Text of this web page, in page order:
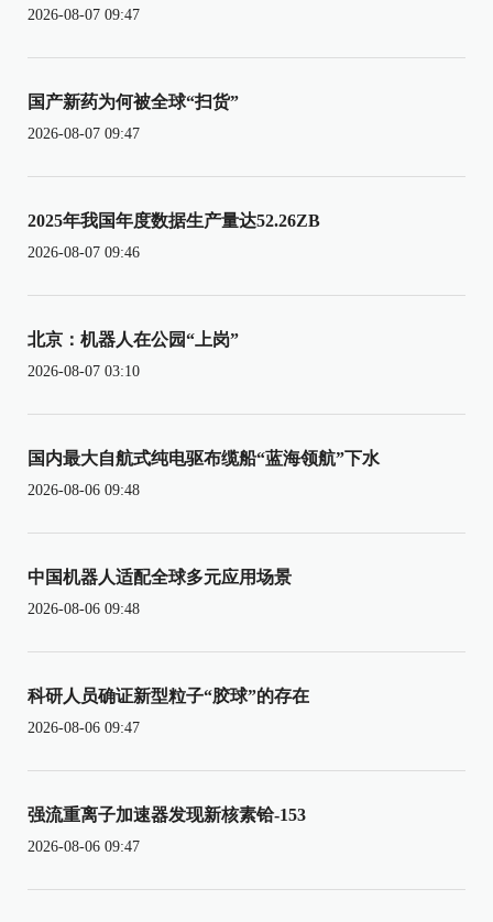
2026-08-07 09:47
国产新药为何被全球“扫货”
2026-08-07 09:47
2025年我国年度数据生产量达52.26ZB
2026-08-07 09:46
北京：机器人在公园“上岗”
2026-08-07 03:10
国内最大自航式纯电驱布缆船“蓝海领航”下水
2026-08-06 09:48
中国机器人适配全球多元应用场景
2026-08-06 09:48
科研人员确证新型粒子“胶球”的存在
2026-08-06 09:47
强流重离子加速器发现新核素铪-153
2026-08-06 09:47